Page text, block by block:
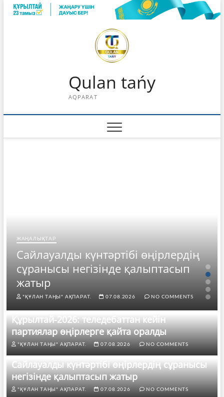
Skip
Qulan tańy
AQPARAT
ЖАҢАЛЫҚТАР
Сайлауалды күнтәртібі өңірлердің
сұранысы негізінде қалыптасып
жатыр
"ҚҰЛАН ТАҢЫ" АҚПАРАТ. 07.08.2026 NO COMMENTS
Құрылтай-2026: теледебаттан кейін
партиялар өңірлерге қайта оралды
"ҚҰЛАН ТАҢЫ" АҚПАРАТ. 07.08.2026 NO COMMENTS
Сайлауалды күнтәртібі өңірлердің сұранысы
негізінде қалыптасып жатыр
"ҚҰЛАН ТАҢЫ" АҚПАРАТ. 07.08.2026 NO COMMENTS